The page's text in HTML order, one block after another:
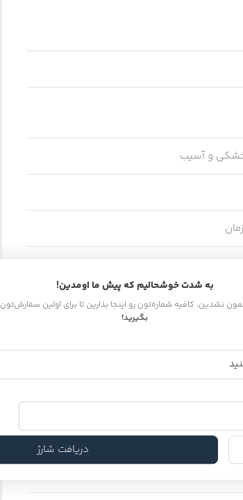
و کراتینه
پیش از استفاده از ابزار حرارتی، روی موی خشک یا نیمه‌مرطوب از فاصله ۱۵ تا ۲۰ سانتی‌متر اسپری شود.
از حرارت
حرارتی
به شدت خوشحالیم که پیش ما اومدین!
نشدین، کافیه شماره‌تون رو اینجا بذارین تا برای اولین سفارش‌تون
بگیرید!
دریافت شارژ